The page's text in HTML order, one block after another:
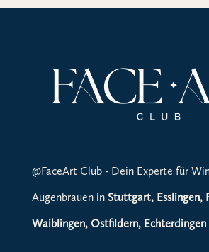
@FaceArt Club - Dein Experte für
Augenbrauen in Stuttgart, Esslingen,
Waiblingen, Ostfildern,